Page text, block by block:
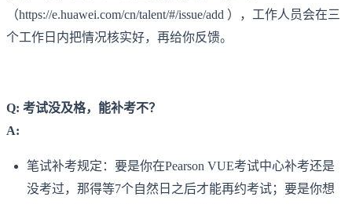
（https://e.huawei.com/cn/talent/#/issue/add ），工作人员会在三
个工作日内把情况核实好，再给你反馈。
Q: 考试没及格，能补考不？
A:
笔试补考规定：要是你在Pearson VUE考试中心补考还是
没考过，那得等7个自然日之后才能再约考试；要是你想